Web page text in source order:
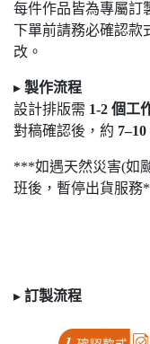
每件作品皆為專屬訂
下單前請務必確認款
改。
▸ 製作流程
設計排版需 1-2 個工
對稿確認後，約 7–10
***如遇天然災害(如
班後，暫停出貨服務
▸ 訂製流程